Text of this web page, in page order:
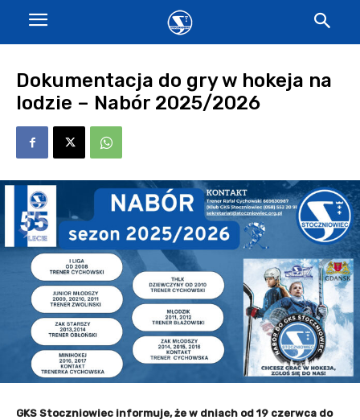
Dokumentacja do gry w hokeja na
lodzie – Nabór 2025/2026
GKS Stoczniowiec informuje, że w dniach od 19 czerwca do